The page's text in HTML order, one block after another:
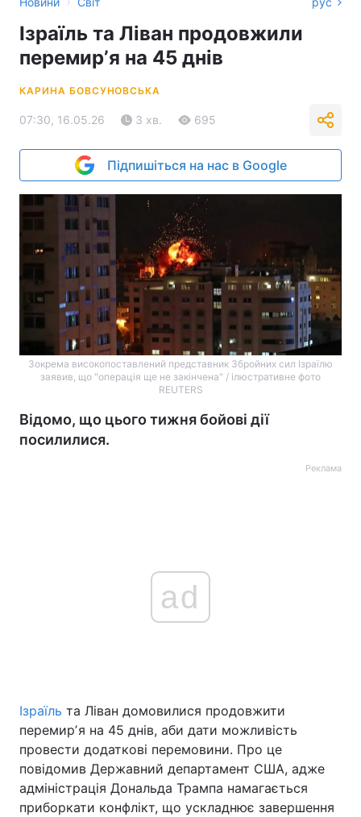
Ізраїль та Ліван продовжили
перемирʼя на 45 днів
КАРИНА БОВСУНОВСЬКА
07:30, 16.05.26 3 хв. 695
Підпишіться на нас в Google
Зокрема високопоставлений представник Збройних сил Ізраїлю
заявив, що "операція ще не закінчена" / ілюстративне фото
REUTERS
Відомо, що цього тижня бойові дії
посилилися.
Реклама
ad
Ізраїль та Ліван домовилися продовжити
перемирʼя на 45 днів, аби дати можливість
провести додаткові перемовини. Про це
повідомив Державний департамент США, адже
адміністрація Дональда Трампа намагається
приборкати конфлікт, що ускладнює завершення